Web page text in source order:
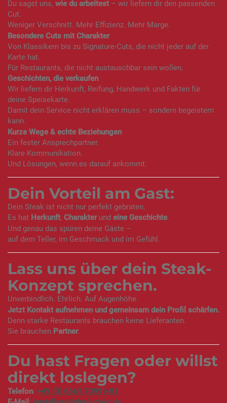
Du sagst uns, wie du arbeitest – wir liefern dir den passenden
Cut.
Weniger Verschnitt. Mehr Effizienz. Mehr Marge.
Besondere Cuts mit Charakter
Von Klassikern bis zu Signature-Cuts, die nicht jeder auf der
Karte hat.
Für Restaurants, die nicht austauschbar sein wollen.
Geschichten, die verkaufen
Wir liefern dir Herkunft, Reifung, Handwerk und Fakten für
deine Speisekarte.
Damit dein Service nicht erklären muss – sondern begeistern
kann.
Kurze Wege & echte Beziehungen
Ein fester Ansprechpartner.
Klare Kommunikation.
Und Lösungen, wenn es darauf ankommt.
Dein Vorteil am Gast:
Dein Steak ist nicht nur perfekt gebraten.
Es hat Herkunft, Charakterund eine Geschichte.
Und genau das spüren deine Gäste –
auf dem Teller, im Geschmack und im Gefühl.
Lass uns über dein Steak-
Konzept sprechen.
Unverbindlich. Ehrlich. Auf Augenhöhe.
Jetzt Kontakt aufnehmen und gemeinsam dein Profil schärfen.
Denn starke Restaurants brauchen keine Lieferanten.
Sie brauchen Partner.
Du hast Fragen oder willst
direkt loslegen?
Telefon: +49 (0) 6661 70999-81